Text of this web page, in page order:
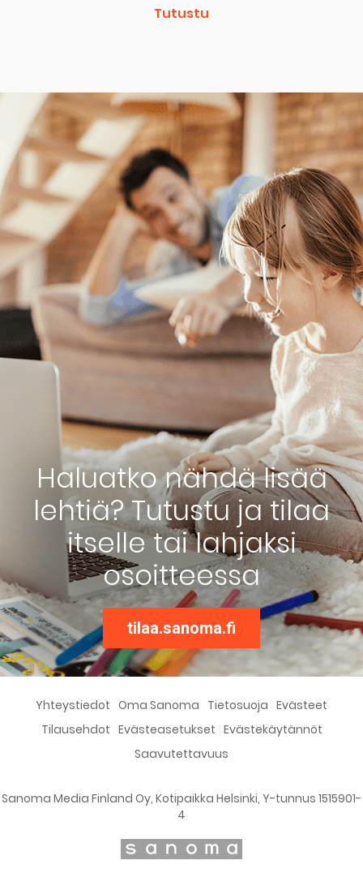
Tutustu
Haluatko nähdä lisää
lehtiä? Tutustu ja tilaa
itselle tai lahjaksi
osoitteessa
tilaa.sanoma.fi
Yhteystiedot Oma Sanoma Tietosuoja Evästeet
Tilausehdot Evästeasetukset Evästekäytännöt
Saavutettavuus
Sanoma Media Finland Oy, Kotipaikka Helsinki, Y-tunnus 1515901-
4